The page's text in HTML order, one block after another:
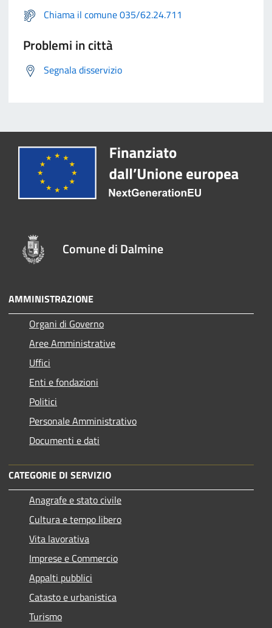
Chiama il comune 035/62.24.711
Problemi in città
Segnala disservizio
Comune di Dalmine
AMMINISTRAZIONE
Organi di Governo
Aree Amministrative
Uffici
Enti e fondazioni
Politici
Personale Amministrativo
Documenti e dati
CATEGORIE DI SERVIZIO
Anagrafe e stato civile
Cultura e tempo libero
Vita lavorativa
Imprese e Commercio
Appalti pubblici
Catasto e urbanistica
Turismo